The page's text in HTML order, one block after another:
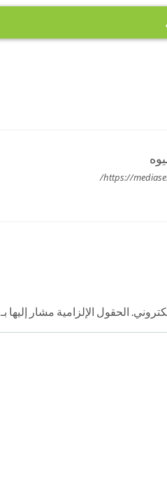
https://
الحقول الإلزامية مشار إليها بـ